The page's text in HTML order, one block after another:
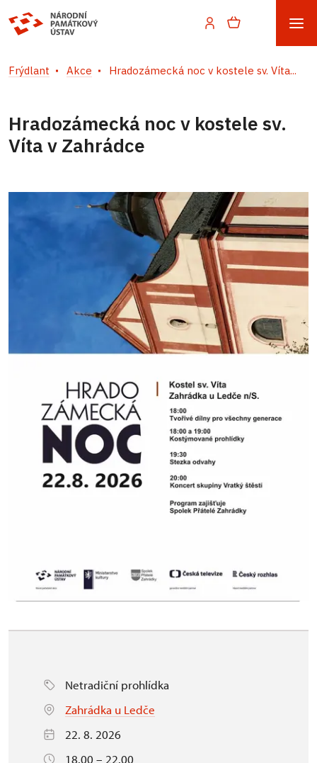
Frýdlant Akce Hradozámecká noc v kostele sv. Víta...
Hradozámecká noc v kostele sv.
Víta v Zahrádce
Netradiční prohlídka
Zahrádka u Ledče
22. 8. 2026
18.00 – 22.00